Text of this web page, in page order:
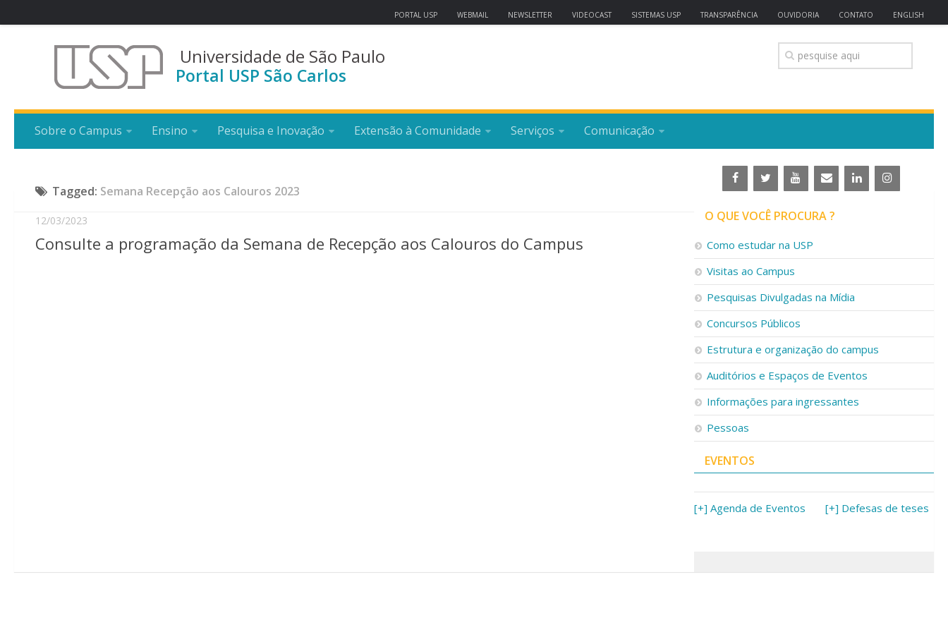
PORTAL USP WEBMAIL NEWSLETTER VIDEOCAST SISTEMAS USP TRANSPARÊNCIA OUVIDORIA CONTATO ENGLISH
Universidade de São Paulo
Portal USP São Carlos
Sobre o Campus Ensino Pesquisa e Inovação Extensão à Comunidade Serviços Comunicação
Tagged: Semana Recepção aos Calouros 2023
12/03/2023
Consulte a programação da Semana de Recepção aos Calouros do Campus
O QUE VOCÊ PROCURA ?
Como estudar na USP
Visitas ao Campus
Pesquisas Divulgadas na Mídia
Concursos Públicos
Estrutura e organização do campus
Auditórios e Espaços de Eventos
Informações para ingressantes
Pessoas
EVENTOS
[+] Agenda de Eventos [+] Defesas de teses